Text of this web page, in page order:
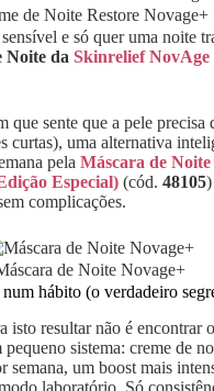
de Noite Restore Novage+
e só quer uma noite
Noite da Skinrelief NovAge
que sente que a pele precisa
curtas), uma alternativa
pela Máscara de
Especial) (cód. 48105
complicações.
de Noite Novage+
hábito (o verdadeiro
isto resultar não é encontrar
sistema: creme de
semana, um boost mais
laboratório. Só